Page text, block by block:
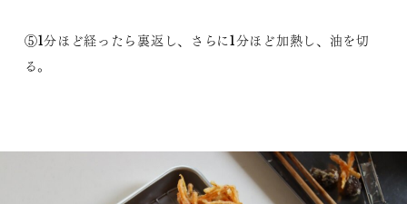
⑤1分ほど経ったら裏返し、さらに1分ほど加熱し、油を切
る。